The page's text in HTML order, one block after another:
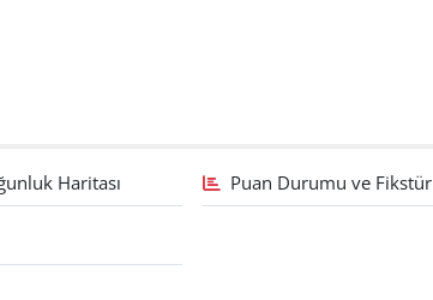
Haritası Puan Durumu ve Fikstür